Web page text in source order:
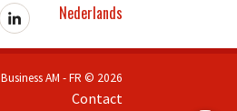
Nederlands
Business AM - FR © 2026
Contact